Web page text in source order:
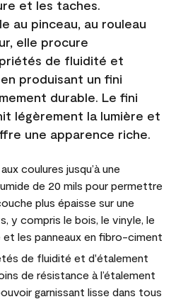
et les taches.
au pinceau, au rouleau
elle procure
de fluidité et
produisant un fini
durable. Le fini
légèrement la lumière et
une apparence riche.
coulures jusqu’à une
de 20 mils pour permettre
plus épaisse sur une
y compris le bois, le vinyle, le
et les panneaux en fibro-ciment
de fluidité et d'étalement
de résistance à l’étalement
garnissant lisse dans tous